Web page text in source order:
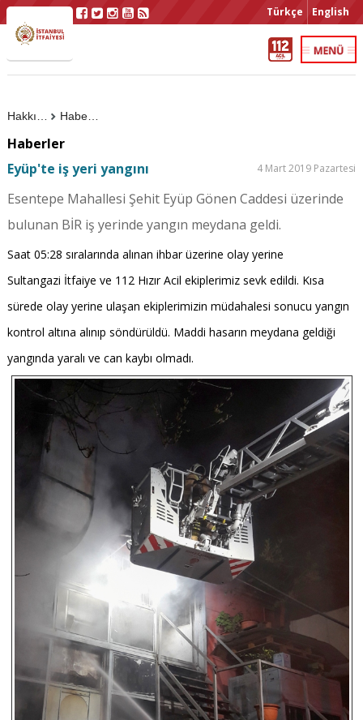
Türkçe English
Haberler
Haberler
Eyüp'te iş yeri yangını
4 Mart 2019 Pazartesi
Esentepe Mahallesi Şehit Eyüp Gönen Caddesi üzerinde
bulunan BİR iş yerinde yangın meydana geldi.
Saat 05:28 sıralarında alınan ihbar üzerine olay yerine
Sultangazi İtfaiye ve 112 Hızır Acil ekiplerimiz sevk edildi. Kısa
sürede olay yerine ulaşan ekiplerimizin müdahalesi sonucu yangın
kontrol altına alınıp söndürüldü. Maddi hasarın meydana geldiği
yangında yaralı ve can kaybı olmadı.